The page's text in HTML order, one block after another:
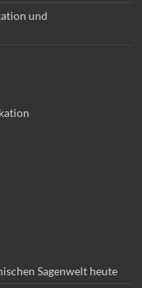
und
Sagenwelt heute